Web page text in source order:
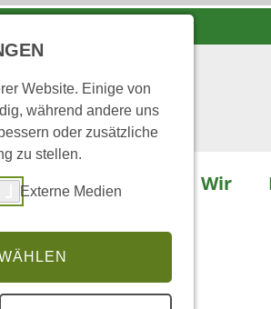
Wald Wir
BÄUME UNSERER WÄLDER
Website. Einige von
während andere uns
oder zusätzliche
zu stellen.
Externe Medien